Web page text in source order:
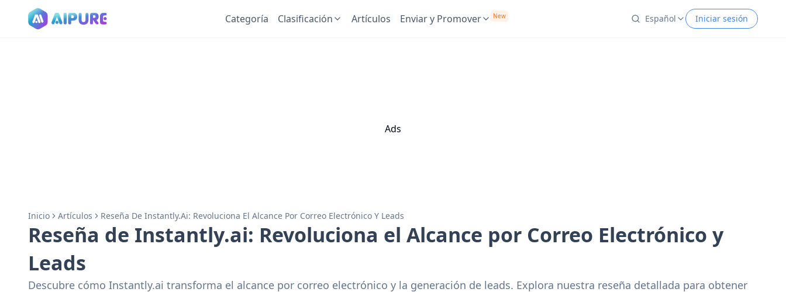
Categoría Clasificación Artículos Enviar y Promover New Español Iniciar sesión
Ads
Inicio Artículos Reseña De Instantly.ai: Revoluciona El Alcance Por Correo Electrónico Y Leads
Reseña de Instantly.ai: Revoluciona el Alcance por Correo Electrónico y
Leads
Descubre cómo Instantly.ai transforma el alcance por correo electrónico y la generación de leads. Explora nuestra reseña detallada para obtener